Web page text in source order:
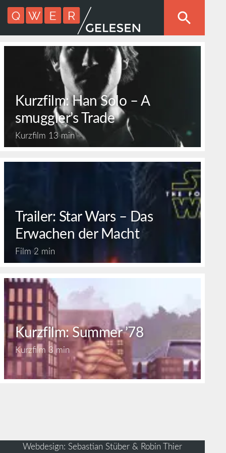
Kurzfilm: Han Solo – A
smuggler’s Trade
Kurzfilm 13 min
Trailer: Star Wars – Das
Erwachen der Macht
Film 2 min
Kurzfilm: Summer ’78
Kurzfilm 3 min
Webdesign: Sebastian Stüber & Robin Thier